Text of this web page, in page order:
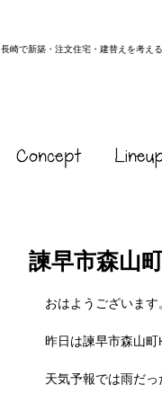
長崎で新築・注文住宅・建替えを考え
諫早市森山
おはようございます
昨日は諫早市森山町
天気予報では雨だっ